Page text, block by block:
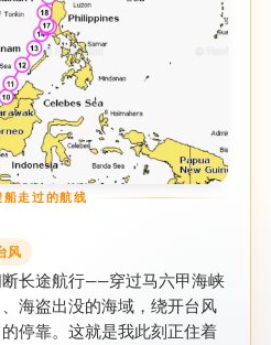
船走过的航线
风
长途航行——穿过马六甲海峡
、海盗出没的海域，绕开台风
停靠。这就是我此刻正住着